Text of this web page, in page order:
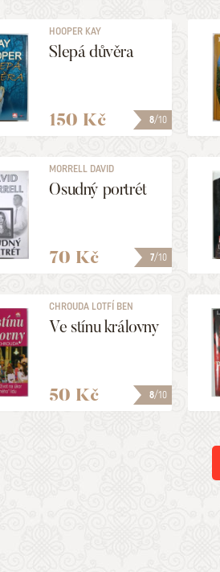
8/10
HOOPER KAY
Slepá důvěra
150 Kč
7/10
MORRELL DAVID
Osudný portrét
70 Kč
8/10
CHROUDA LOTFÍ BEN
Ve stínu královny
50 Kč